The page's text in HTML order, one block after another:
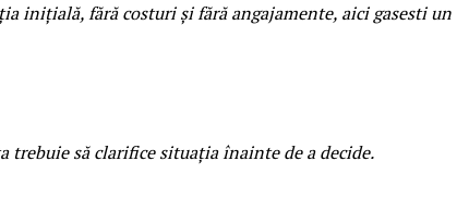
inițială, fără costuri și fără angajamente, aici gasesti un
trebuie să clarifice situația înainte de a decide.